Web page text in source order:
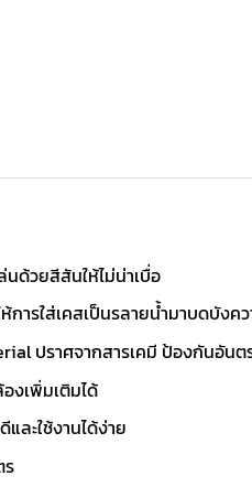
ด้วยสีสันให้ไม่น่าเบื่อ
การใส่เคสเป็นรลายน้ำมาบดบังค
ปราศจากสารเคมี ป้องกันอันต
งเพิ่มเติมได้
ละใช้งานได้ง่าย
ร